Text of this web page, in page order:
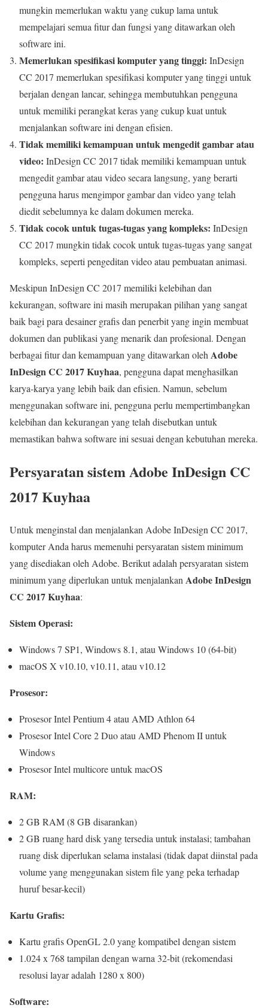
mungkin memerlukan waktu yang cukup lama untuk
mempelajari semua fitur dan fungsi yang ditawarkan oleh
software ini.
Memerlukan spesifikasi komputer yang tinggi: InDesign
CC 2017 memerlukan spesifikasi komputer yang tinggi untuk
berjalan dengan lancar, sehingga membutuhkan pengguna
untuk memiliki perangkat keras yang cukup kuat untuk
menjalankan software ini dengan efisien.
Tidak memiliki kemampuan untuk mengedit gambar atau
video: InDesign CC 2017 tidak memiliki kemampuan untuk
mengedit gambar atau video secara langsung, yang berarti
pengguna harus mengimpor gambar dan video yang telah
diedit sebelumnya ke dalam dokumen mereka.
Tidak cocok untuk tugas-tugas yang kompleks: InDesign
CC 2017 mungkin tidak cocok untuk tugas-tugas yang sangat
kompleks, seperti pengeditan video atau pembuatan animasi.
Meskipun InDesign CC 2017 memiliki kelebihan dan
kekurangan, software ini masih merupakan pilihan yang sangat
baik bagi para desainer grafis dan penerbit yang ingin membuat
dokumen dan publikasi yang menarik dan profesional. Dengan
berbagai fitur dan kemampuan yang ditawarkan oleh Adobe
InDesign CC 2017 Kuyhaa, pengguna dapat menghasilkan
karya-karya yang lebih baik dan efisien. Namun, sebelum
menggunakan software ini, pengguna perlu mempertimbangkan
kelebihan dan kekurangan yang telah disebutkan untuk
memastikan bahwa software ini sesuai dengan kebutuhan mereka.
Persyaratan sistem Adobe InDesign CC
2017 Kuyhaa
Untuk menginstal dan menjalankan Adobe InDesign CC 2017,
komputer Anda harus memenuhi persyaratan sistem minimum
yang disediakan oleh Adobe. Berikut adalah persyaratan sistem
minimum yang diperlukan untuk menjalankan Adobe InDesign
CC 2017 Kuyhaa:
Sistem Operasi:
Windows 7 SP1, Windows 8.1, atau Windows 10 (64-bit)
macOS X v10.10, v10.11, atau v10.12
Prosesor:
Prosesor Intel Pentium 4 atau AMD Athlon 64
Prosesor Intel Core 2 Duo atau AMD Phenom II untuk
Windows
Prosesor Intel multicore untuk macOS
RAM:
2 GB RAM (8 GB disarankan)
2 GB ruang hard disk yang tersedia untuk instalasi; tambahan
ruang disk diperlukan selama instalasi (tidak dapat diinstal pada
volume yang menggunakan sistem file yang peka terhadap
huruf besar-kecil)
Kartu Grafis:
Kartu grafis OpenGL 2.0 yang kompatibel dengan sistem
1.024 x 768 tampilan dengan warna 32-bit (rekomendasi
resolusi layar adalah 1280 x 800)
Software: